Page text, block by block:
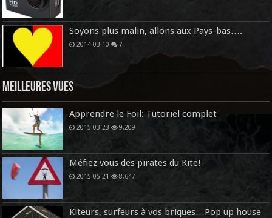
Soyons plus malin, allons aux Pays-bas….
2014-03-10 7
Meilleures vues
Apprendre le Foil: Tutoriel complet
2015-03-23 9,209
Méfiez vous des pirates du Kite!
2015-05-21 8,647
Kiteurs, surfeurs à vos briques…Pop up house